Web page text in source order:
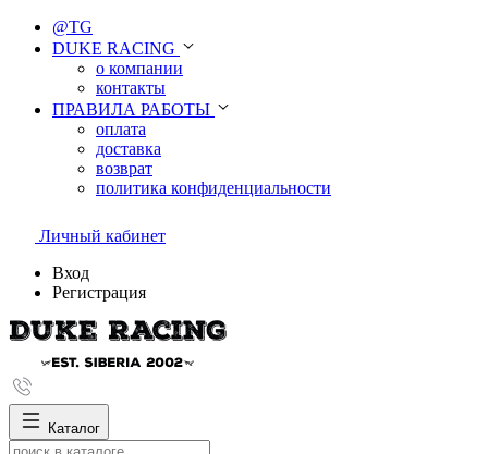
@TG
DUKE RACING
о компании
контакты
ПРАВИЛА РАБОТЫ
оплата
доставка
возврат
политика конфиденциальности
Личный кабинет
Вход
Регистрация
Каталог